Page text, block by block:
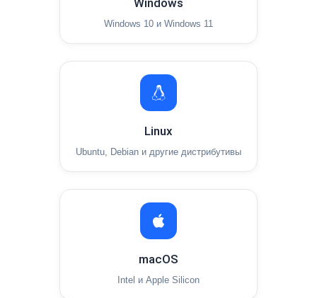
Windows
Windows 10 и Windows 11
Linux
Ubuntu, Debian и другие дистрибутивы
macOS
Intel и Apple Silicon